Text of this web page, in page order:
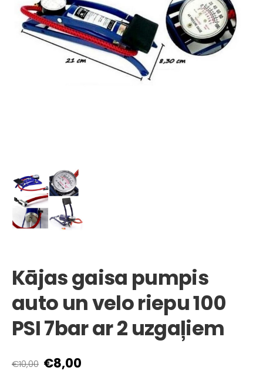
Kājas gaisa pumpis
auto un velo riepu 100
PSI 7bar ar 2 uzgaļiem
€10,00 €8,00